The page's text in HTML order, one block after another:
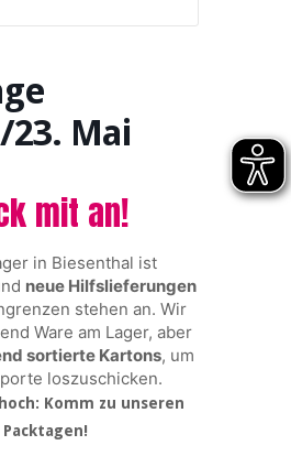
23. Mai
mit an!
in Biesenthal ist
neue Hilfslieferungen
stehen an. Wir
Ware am Lager, aber
sortierte Kartons, um
loszuschicken.
Komm zu unseren
Packtagen!